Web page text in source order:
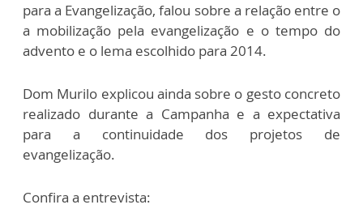
para a Evangelização, falou sobre a relação entre o
a mobilização pela evangelização e o tempo do
advento e o lema escolhido para 2014.
Dom Murilo explicou ainda sobre o gesto concreto
realizado durante a Campanha e a expectativa
para a continuidade dos projetos de
evangelização.
Confira a entrevista: